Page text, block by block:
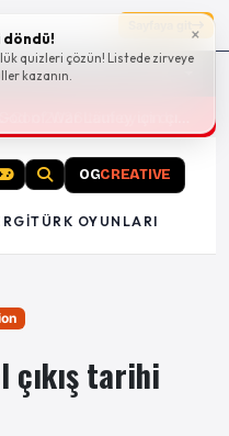
×
döndü!
quizleri çözün! Listede zirveye
kazanın.(PC ve konsollar) -
OGCREATIVE
TÜRK OYUNLARI
çıkış tarihi